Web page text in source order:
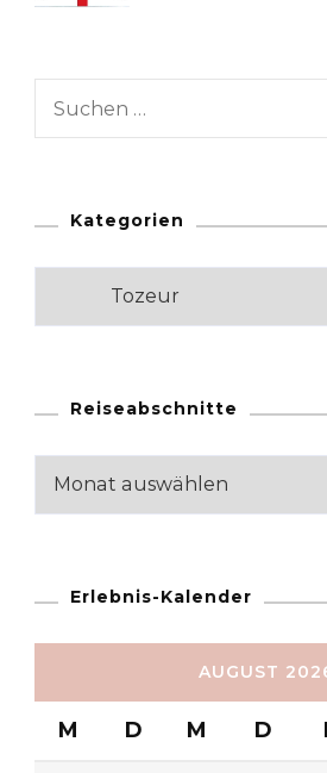
Suchen
Kategorien
Kategorien
Reiseabschnitte
Reiseabschnitte
Erlebnis-Kalender
AUGUST
M D M D